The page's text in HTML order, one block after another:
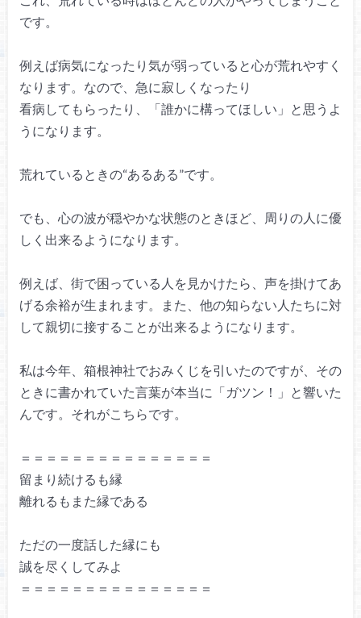
です。
例えば病気になったり気が弱っていると心が荒れやすく
なります。 なので、急に寂しくなったり
看病してもらったり、「誰かに構ってほしい」 と思うよ
うになります。
荒れているときの“あるある”です。
でも、心の波が穏やかな状態のときほど、
周りの人に優
しく出来るようになります。
例えば、街で困っている人を見かけたら、 声を掛けてあ
げる余裕が生まれます。
また、他の知らない人たちに対
して親切に接することが出来るようになります。
私は今年、箱根神社でおみくじを引いたのですが、 その
ときに書かれていた言葉が本当に 「ガツン！」と響いた
んです。 それがこちらです。
＝＝＝＝＝＝＝＝＝＝＝＝＝＝＝
留まり続けるも縁
離れるもまた縁である
ただの一度話した縁にも
誠を尽くしてみよ
＝＝＝＝＝＝＝＝＝＝＝＝＝＝＝